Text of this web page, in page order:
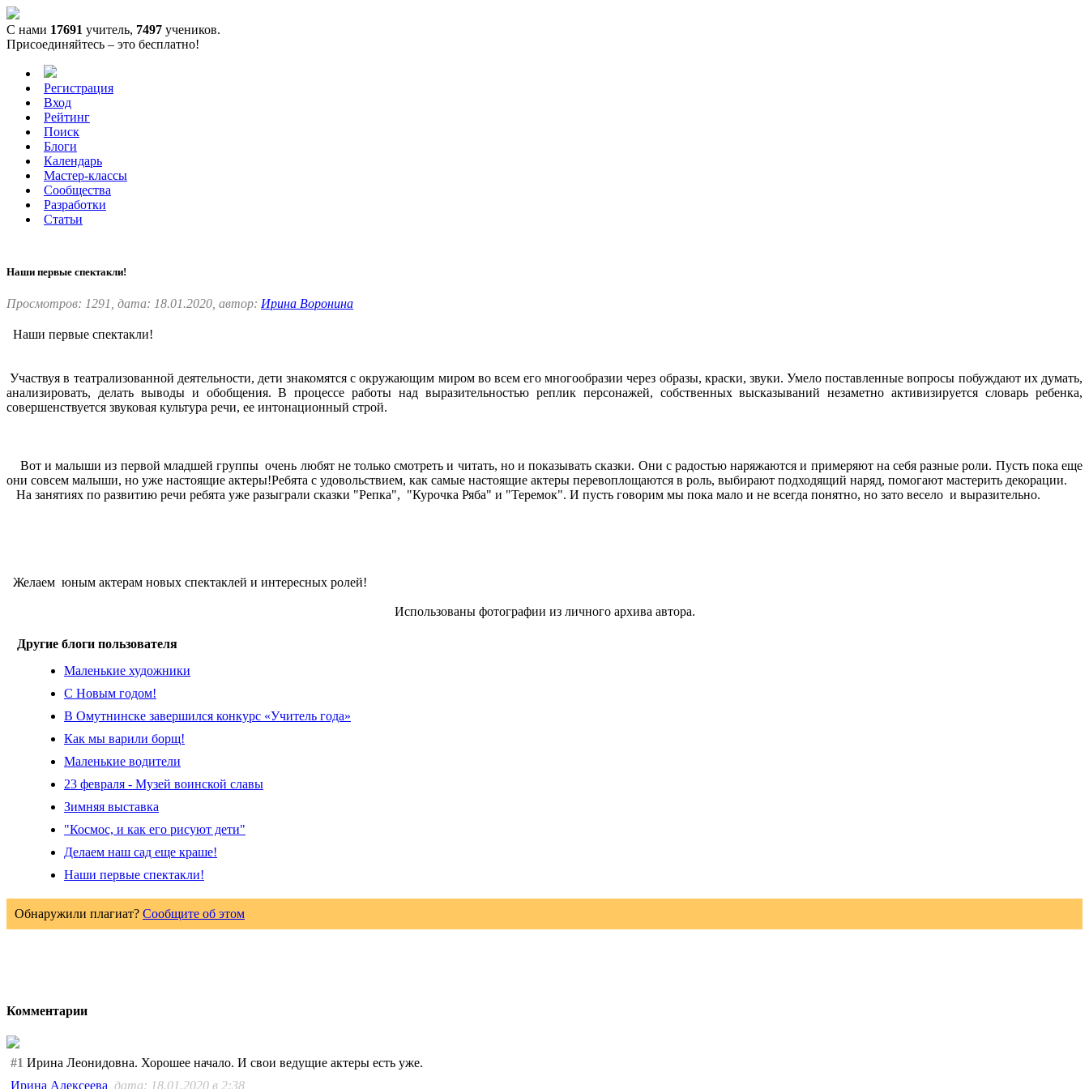
С нами 17691 учитель, 7497 учеников.
Присоединяйтесь – это бесплатно!
Регистрация
Вход
Рейтинг
Поиск
Блоги
Календарь
Мастер-классы
Сообщества
Разработки
Статьи
Наши первые спектакли!
Просмотров: 1291, дата: 18.01.2020, автор: Ирина Воронина
Наши первые спектакли!
Участвуя в театрализованной деятельности, дети знакомятся с окружающим миром во всем его многообразии через образы, краски, звуки. Умело поставленные вопросы побуждают их думать,
анализировать, делать выводы и обобщения. В процессе работы над выразительностью реплик персонажей, собственных высказываний незаметно активизируется словарь ребенка,
совершенствуется звуковая культура речи, ее интонационный строй.
Вот и малыши из первой младшей группы очень любят не только смотреть и читать, но и показывать сказки. Они с радостью наряжаются и примеряют на себя разные роли. Пусть пока еще
они совсем малыши, но уже настоящие актеры!Ребята с удовольствием, как самые настоящие актеры перевоплощаются в роль, выбирают подходящий наряд, помогают мастерить декорации.
На занятиях по развитию речи ребята уже разыграли сказки "Репка", "Курочка Ряба" и "Теремок". И пусть говорим мы пока мало и не всегда понятно, но зато весело и выразительно.
Желаем юным актерам новых спектаклей и интересных ролей!
Использованы фотографии из личного архива автора.
Другие блоги пользователя
Маленькие художники
С Новым годом!
В Омутнинске завершился конкурс «Учитель года»
Как мы варили борщ!
Маленькие водители
23 февраля - Музей воинской славы
Зимняя выставка
"Космос, и как его рисуют дети"
Делаем наш сад еще краше!
Наши первые спектакли!
Обнаружили плагиат? Сообщите об этом
Комментарии
#1 Ирина Леонидовна. Хорошее начало. И свои ведущие актеры есть уже.
Ирина Алексеева , дата: 18.01.2020 в 2:38